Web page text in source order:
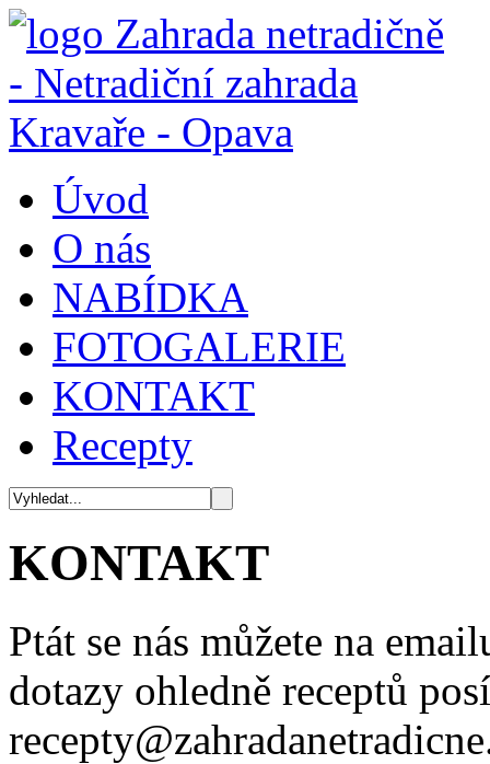
Úvod
O nás
NABÍDKA
FOTOGALERIE
KONTAKT
Recepty
KONTAKT
Ptát se nás můžete na
dotazy ohledně receptů